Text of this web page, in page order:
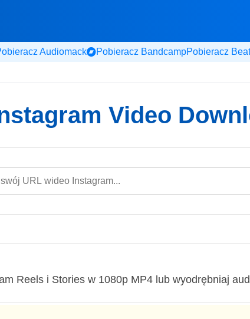
Audiomack Pobieracz BandcampPobieracz
Video
Reels i Stories w 1080p MP4 lub wyodrębniaj